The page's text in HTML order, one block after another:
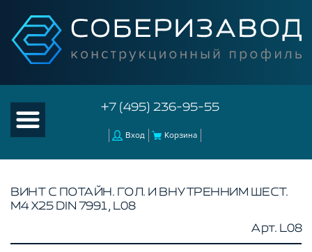
+7 (495) 236-95-55
Вход Корзина
КАТАЛОГ ТОВАРОВ
КОНСТРУКЦИОННЫЙ ПРОФИЛЬ
ВИНТ С ПОТАЙН. ГОЛ. И ВНУТРЕННИМ ШЕСТ.
М4 Х25 DIN 7991, L08
Арт. L08